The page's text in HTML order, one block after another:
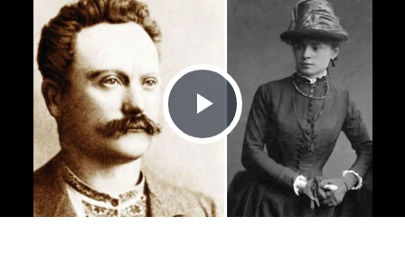
Play Video